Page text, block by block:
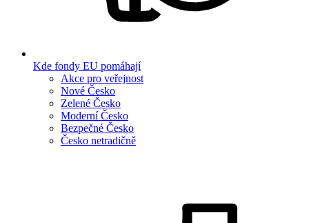
Kde fondy EU pomáhají
Akce pro veřejnost
Nové Česko
Zelené Česko
Moderní Česko
Bezpečné Česko
Česko netradičně